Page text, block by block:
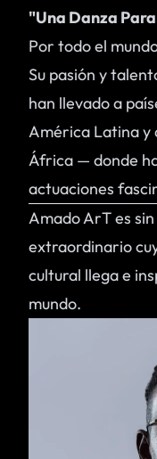
"Una Danza
Por todo el
Su pasión y
han llevado a
América Latina y
África — donde
actuaciones
Amado ArT es
extraordinario
cultural llega e
mundo.